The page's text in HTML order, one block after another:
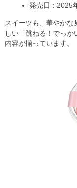
発売日：2025
スイーツも、華やかな
しい「跳ねる！でっか
内容が揃っています。